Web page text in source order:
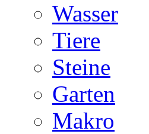
Wasser
Tiere
Steine
Garten
Makro